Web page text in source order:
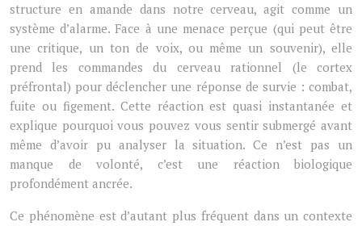
structure en amande dans notre cerveau, agit comme un
système d’alarme. Face à une menace perçue (qui peut être
une critique, un ton de voix, ou même un souvenir), elle
prend les commandes du cerveau rationnel (le cortex
préfrontal) pour déclencher une réponse de survie : combat,
fuite ou figement. Cette réaction est quasi instantanée et
explique pourquoi vous pouvez vous sentir submergé avant
même d’avoir pu analyser la situation. Ce n’est pas un
manque de volonté, c’est une réaction biologique
profondément ancrée.
Ce phénomène est d’autant plus fréquent dans un contexte